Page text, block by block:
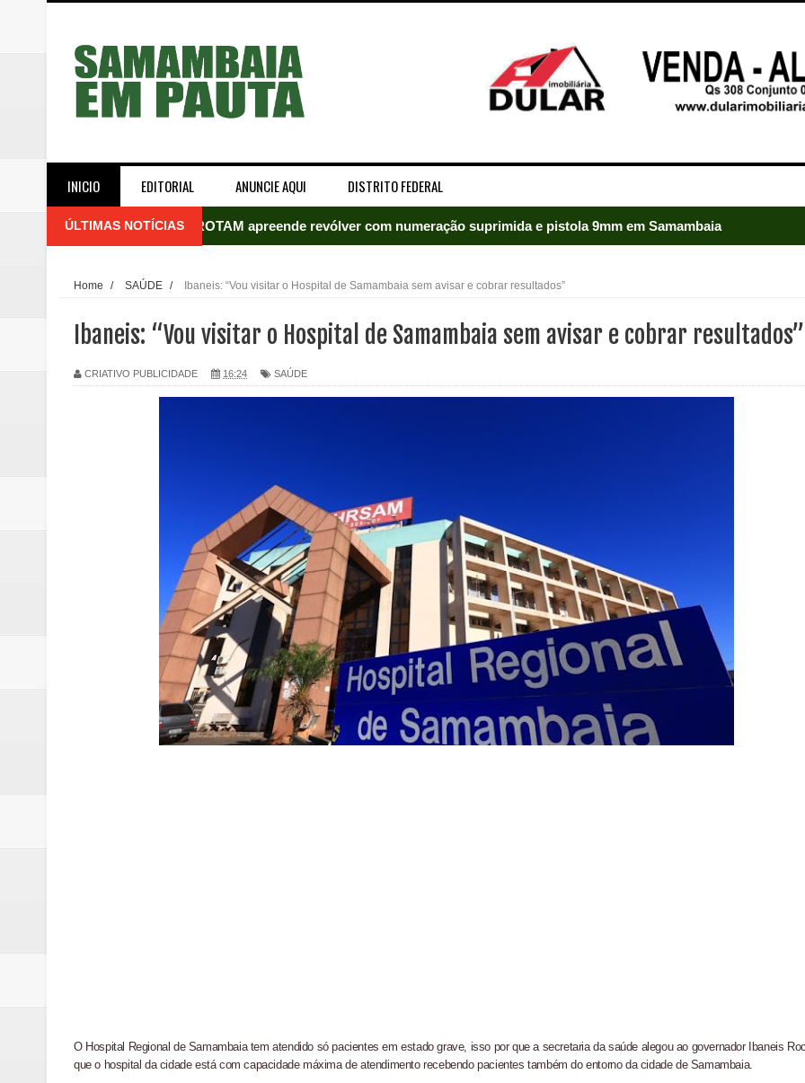
INICIO EDITORIAL ANUNCIE AQUI DISTRITO FEDERAL
ÚLTIMAS NOTÍCIAS ROTAM apreende revólver com numeração suprimida e pistola 9mm em Samambaia
Quinto "saidão" do ano libera 1,5 mil detentos no DF
Agência do Trabalhador de Samambaia oferece 806 vagas de emprego nesta quinta-feira
Relatório apontou riscos no aterro sanitário de Samambaia meses antes de morte de trabalhador
Renata D'Aguiar intensifica ações sociais e cobrança por melhorias em Samambaia
Moradores encontram quase 50 escorpiões em boca de lobo em Samambaia
Homem é socorrido após ser vítima de agressão em Samambaia
Moradora de Samambaia tem prisão preventiva decretada pela Justiça
Claudeci Luart surge como uma nova força e esperança para os feirantes do DF
Home / SAÚDE / Ibaneis: “Vou visitar o Hospital de Samambaia sem avisar e cobrar resultados”
Ibaneis: “Vou visitar o Hospital de Samambaia sem avisar e cobrar resultados”
CRIATIVO PUBLICIDADE 16:24 SAÚDE
O Hospital Regional de Samambaia tem atendido só pacientes em estado grave, isso por que a secretaria da saúde alegou ao governador Ibaneis
que o hospital da cidade está com capacidade máxima de atendimento recebendo pacientes também do entorno da cidade de Samambaia.